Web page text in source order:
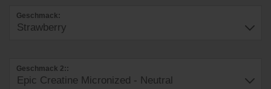
Geschmack:
Geschmack 2::